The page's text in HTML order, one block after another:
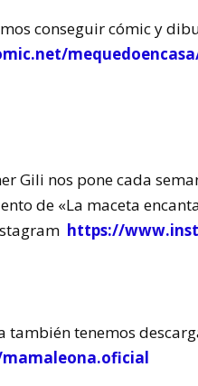
conseguir cómic y
Gili nos pone cada
de «La maceta
https://
también tenemos